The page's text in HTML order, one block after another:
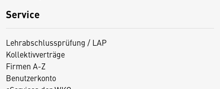
Service
Lehrabschlussprüfung / LAP
Kollektivverträge
Firmen A-Z
Benutzerkonto